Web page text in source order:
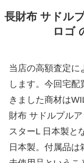
長財布 サドル
ロゴ
当店の高額査定に
します。今回宅
きました商材は
財布 サドルプル
スターL 日本製と
日本製。付属品